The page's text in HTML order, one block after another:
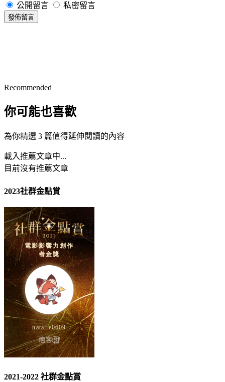
公開留言 私密留言
發佈留言
Recommended
你可能也喜歡
為你精選 3 篇值得延伸閱讀的內容
載入推薦文章中...
目前沒有推薦文章
2023社群金點賞
2021-2022 社群金點賞